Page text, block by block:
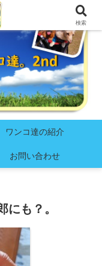
ワンコ達の紹介
お問い合わせ
にも？。
検索